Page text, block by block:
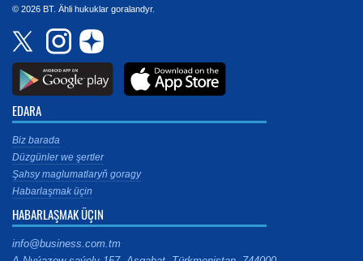
© 2026 BT. Ähli hukuklar goralandyr.
EDARA
Biz barada
Düzgünler we şertler
Şahsy maglumatlaryň goragy
Habarlaşmak üçin
HABARLAŞMAK ÜÇIN
info@business.com.tm